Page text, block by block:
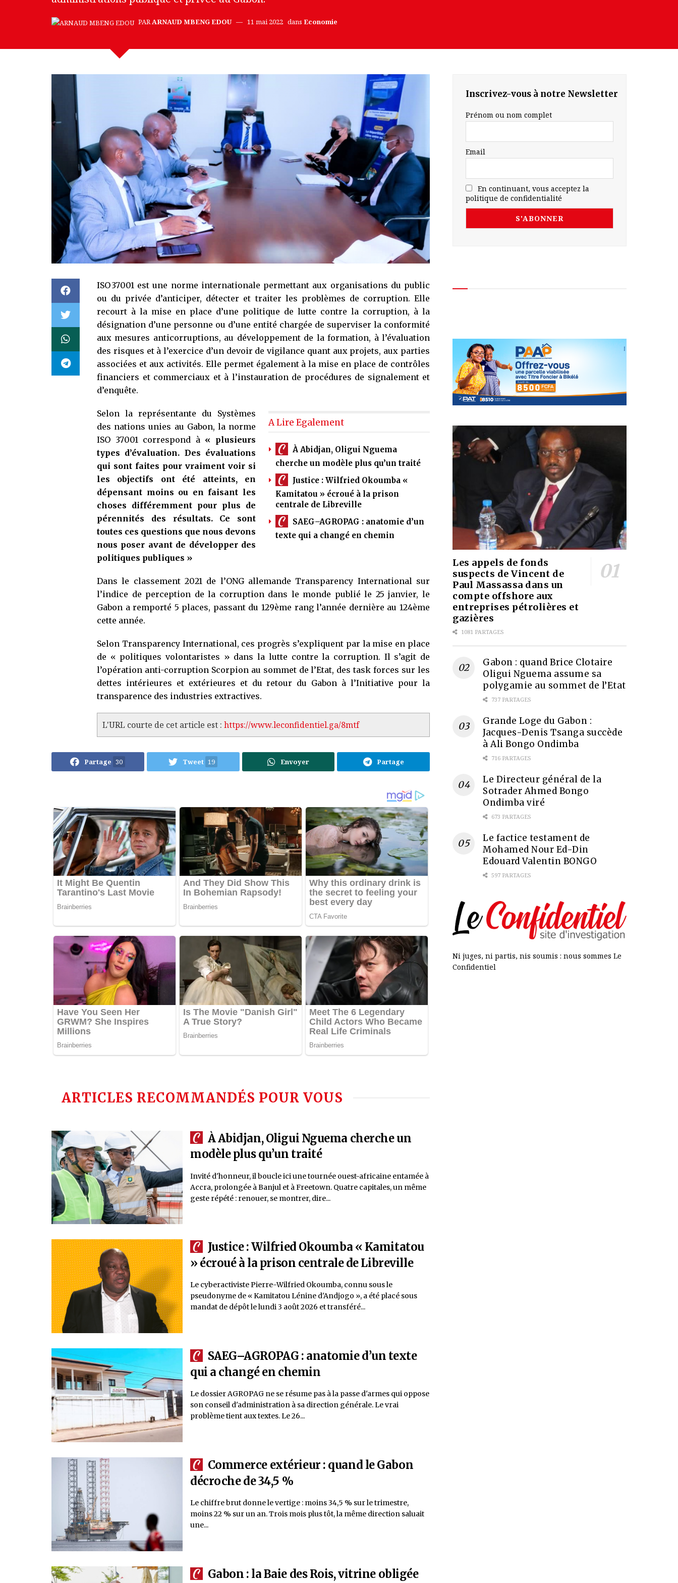
PARARNAUD MBENG EDOU 11 mai 2022 dans Economie
ISO 37001 est une norme internationale permettant aux organisations du public
ou du privée d’anticiper, détecter et traiter les problèmes de corruption. Elle
recourt à la mise en place d’une politique de lutte contre la corruption, à la
désignation d’une personne ou d’une entité chargée de superviser la conformité
aux mesures anticorruptions, au développement de la formation, à l’évaluation
des risques et à l’exercice d’un devoir de vigilance quant aux projets, aux parties
associées et aux activités. Elle permet également à la mise en place de contrôles
financiers et commerciaux et à l’instauration de procédures de signalement et
d’enquête.
A Lire Egalement
À Abidjan, Oligui Nguema
cherche un modèle plus qu’un traité
Justice : Wilfried Okoumba «
Kamitatou » écroué à la prison
centrale de Libreville
SAEG–AGROPAG : anatomie d’un
texte qui a changé en chemin
Selon la représentante du Systèmes
des nations unies au Gabon, la norme
ISO 37001 correspond à « plusieurs
types d’évaluation. Des évaluations
qui sont faites pour vraiment voir si
les objectifs ont été atteints, en
dépensant moins ou en faisant les
choses différemment pour plus de
pérennités des résultats. Ce sont
toutes ces questions que nous devons
nous poser avant de développer des
politiques publiques »
Dans le classement 2021 de l’ONG allemande Transparency International sur
l’indice de perception de la corruption dans le monde publié le 25 janvier, le
Gabon a remporté 5 places, passant du 129ème rang l’année dernière au 124ème
cette année.
Selon Transparency International, ces progrès s’expliquent par la mise en place
de « politiques volontaristes » dans la lutte contre la corruption. Il s’agit de
l’opération anti-corruption Scorpion au sommet de l’Etat, des task forces sur les
dettes intérieures et extérieures et du retour du Gabon à l’Initiative pour la
transparence des industries extractives.
L'URL courte de cet article est : https://www.leconfidentiel.ga/8mtf
Partage 30 Tweet 19 Envoyer Partage
ARTICLES RECOMMANDÉS POUR VOUS
À Abidjan, Oligui Nguema cherche un
modèle plus qu’un traité
Invité d'honneur, il boucle ici une tournée ouest-africaine entamée à
Accra, prolongée à Banjul et à Freetown. Quatre capitales, un même
geste répété : renouer, se montrer, dire...
Justice : Wilfried Okoumba « Kamitatou
» écroué à la prison centrale de Libreville
Le cyberactiviste Pierre-Wilfried Okoumba, connu sous le
pseudonyme de « Kamitatou Lénine d'Andjogo », a été placé sous
mandat de dépôt le lundi 3 août 2026 et transféré...
SAEG–AGROPAG : anatomie d’un texte
qui a changé en chemin
Le dossier AGROPAG ne se résume pas à la passe d'armes qui oppose
son conseil d'administration à sa direction générale. Le vrai
problème tient aux textes. Le 26...
Commerce extérieur : quand le Gabon
décroche de 34,5 %
Le chiffre brut donne le vertige : moins 34,5 % sur le trimestre,
moins 22 % sur un an. Trois mois plus tôt, la même direction saluait
une...
Gabon : la Baie des Rois, vitrine obligée
Inscrivez-vous à notre Newsletter
Prénom ou nom complet
Email
En continuant, vous acceptez la
politique de confidentialité
Les appels de fonds
suspects de Vincent de
Paul Massassa dans un
compte offshore aux
entreprises pétrolières et
gazières
1081 PARTAGES
Gabon : quand Brice Clotaire
Oligui Nguema assume sa
polygamie au sommet de l’Etat
737 PARTAGES
Grande Loge du Gabon :
Jacques-Denis Tsanga succède
à Ali Bongo Ondimba
716 PARTAGES
Le Directeur général de la
Sotrader Ahmed Bongo
Ondimba viré
673 PARTAGES
Le factice testament de
Mohamed Nour Ed-Din
Edouard Valentin BONGO
597 PARTAGES
Ni juges, ni partis, nis soumis : nous sommes Le
Confidentiel